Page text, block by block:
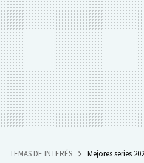
TEMAS DE INTERÉS Mejores series